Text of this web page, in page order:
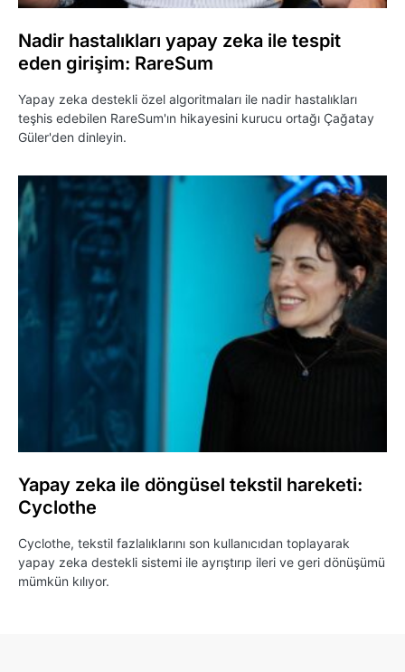
Nadir hastalıkları yapay zeka ile tespit
eden girişim: RareSum
Yapay zeka destekli özel algoritmaları ile nadir hastalıkları
teşhis edebilen RareSum'ın hikayesini kurucu ortağı Çağatay
Güler'den dinleyin.
Yapay zeka ile döngüsel tekstil hareketi:
Cyclothe
Cyclothe, tekstil fazlalıklarını son kullanıcıdan toplayarak
yapay zeka destekli sistemi ile ayrıştırıp ileri ve geri dönüşümü
mümkün kılıyor.